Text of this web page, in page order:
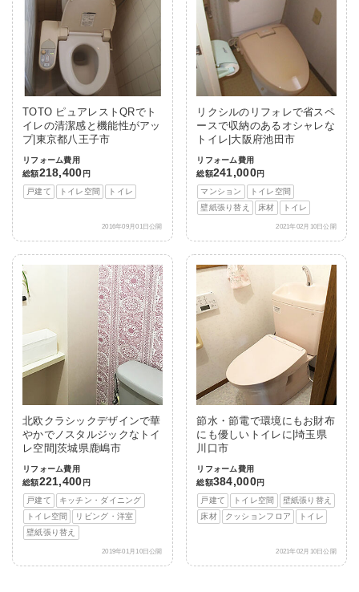
TOTO ピュアレストQRでト
イレの清潔感と機能性がアッ
プ|東京都八王子市
リフォーム費用
総額218,400 円
戸建て
トイレ空間 トイレ
2016年09月01日公開
リクシルのリフォレで省スペ
ースで収納のあるオシャレな
トイレ|大阪府池田市
リフォーム費用
総額241,000円
マンション
トイレ空間
壁紙張り替え
床材 トイレ
2021年02月10日公開
北欧クラシックデザインで華
やかでノスタルジックなトイ
レ空間|茨城県鹿嶋市
リフォーム費用
総額221,400 円
戸建て
キッチン・ダイニング
トイレ空間
リビング・洋室
壁紙張り替え
2019年01月10日公開
節水・節電で環境にもお財布
にも優しいトイレに|埼玉県
川口市
リフォーム費用
総額384,000円
戸建て
トイレ空間
壁紙張り替え
床材
クッションフロア トイレ
2021年02月10日公開